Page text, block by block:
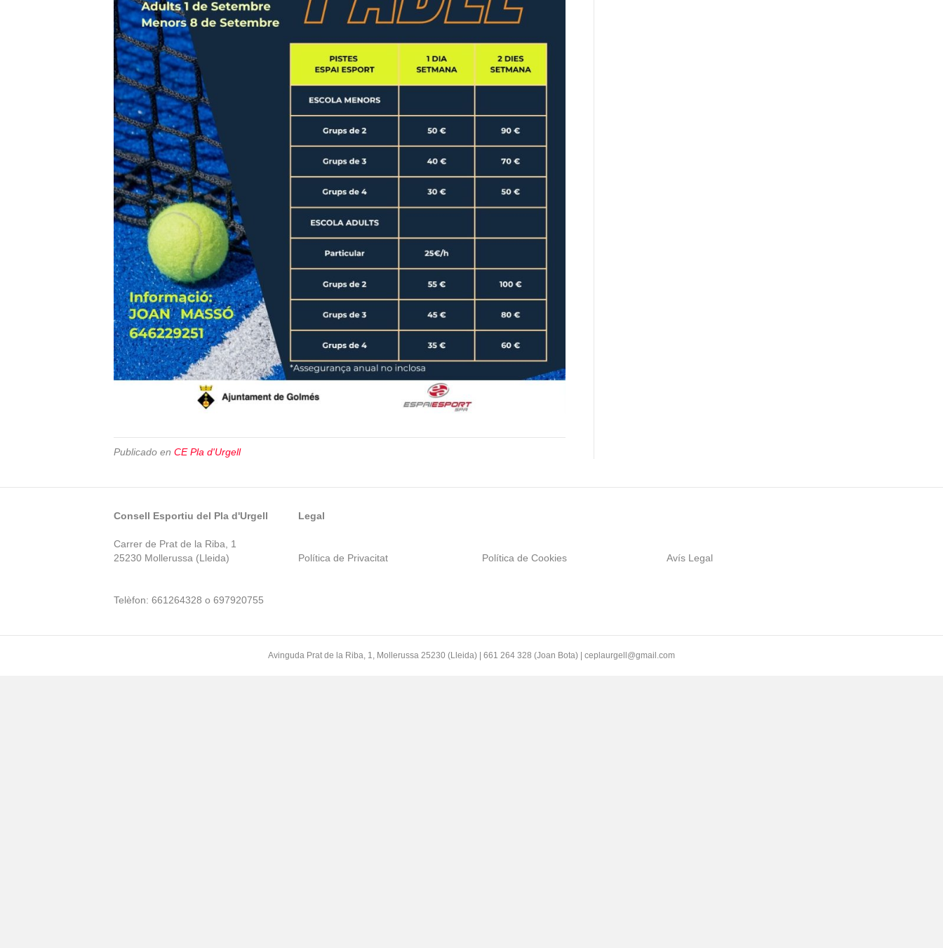
Publicado en CE Pla d'Urgell
Consell Esportiu del Pla d'Urgell
Carrer de Prat de la Riba, 1
25230 Mollerussa (Lleida)
Telèfon: 661264328 o 697920755
Legal
Política de Privacitat Política de Cookies Avís Legal
Avinguda Prat de la Riba, 1, Mollerussa 25230 (Lleida) | 661 264 328 (Joan Bota) | ceplaurgell@gmail.com